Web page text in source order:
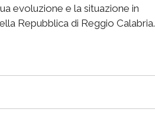
evoluzione e la situazione in
Repubblica di Reggio Calabria.